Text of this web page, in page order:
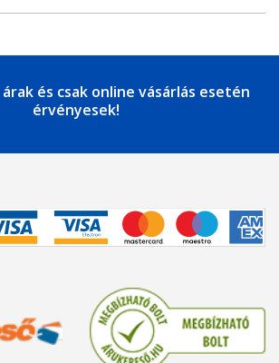
és csak online vásárlás esetén
érvényesek!